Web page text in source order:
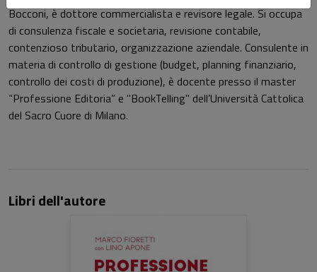
Bocconi, è dottore commercialista e revisore legale. Si occupa
di consulenza fiscale e societaria, revisione contabile,
contenzioso tributario, organizzazione aziendale. Consulente in
materia di controllo di gestione (budget, planning finanziario,
controllo dei costi di produzione), è docente presso il master
“Professione Editoria” e "BookTelling" dell’Università Cattolica
del Sacro Cuore di Milano.
Libri dell'autore